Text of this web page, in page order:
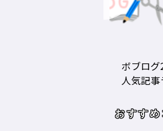
美容師
グツ ③
THE
リック
倉市］の